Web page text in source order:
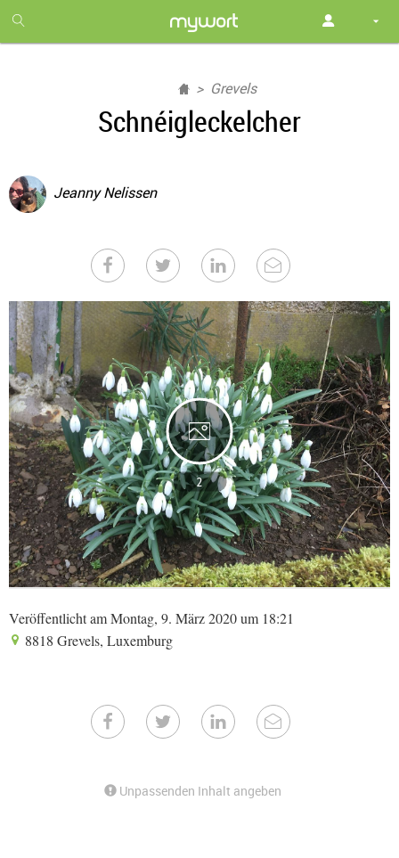
month
free
Grevels
Schnéigleckelcher
Jeanny Nelissen
2
Veröffentlicht am Montag, 9. März 2020 um 18:21
8818 Grevels, Luxemburg
Unpassenden Inhalt angeben